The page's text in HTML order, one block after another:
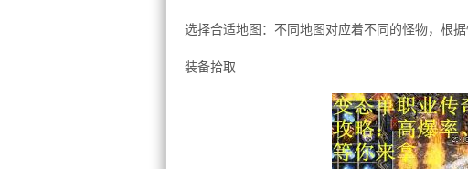
选择合适地图：不同地图对应着不同的怪物，根
装备拾取